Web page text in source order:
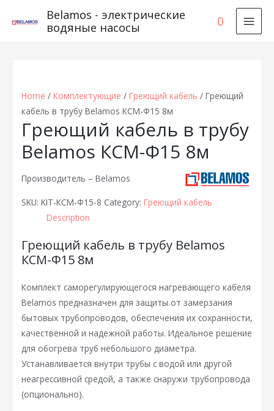
Belamos - электрические
водяные насосы
0
Home / Комплектующие / Греющий кабель / Греющий
кабель в трубу Belamos КСМ-Ф15 8м
Греющий кабель в трубу
Belamos КСМ-Ф15 8м
Производитель – Belamos
SKU: KIT-КСМ-Ф15-8 Category: Греющий кабель
Description
Греющий кабель в трубу Belamos
КСМ-Ф15 8м
Комплект саморегулирующегося нагревающего кабеля
Belamos предназначен для защиты от замерзания
бытовых трубопроводов, обеспечения их сохранности,
качественной и надежной работы. Идеальное решение
для обогрева труб небольшого диаметра.
Устанавливается внутри трубы с водой или другой
неагрессивной средой, а также снаружи трубопровода
(опционально).